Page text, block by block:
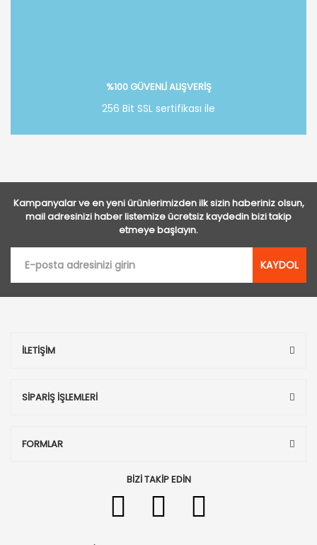
%100 GÜVENLİ ALIŞVERİŞ
256 Bit SSL sertifikası ile
Kampanyalar ve en yeni ürünlerimizden ilk sizin haberiniz olsun,
mail adresinizi haber listemize ücretsiz kaydedin bizi takip
etmeye başlayın.
KAYDOL
İLETİŞİM
SİPARİŞ İŞLEMLERİ
FORMLAR
BİZİ TAKİP EDİN